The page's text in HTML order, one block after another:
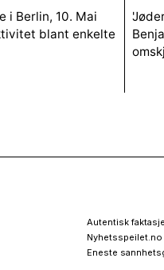
i Berlin, 10. Mai
blant enkelte
Autentisk
Eneste